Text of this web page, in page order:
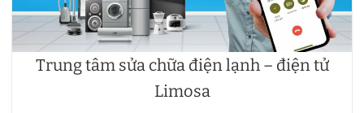
Trung tâm sửa chữa điện lạnh – điện tử
Limosa